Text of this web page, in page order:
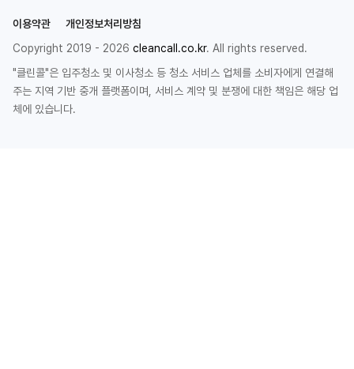
이용약관
개인정보처리방침
Copyright 2019 - 2026 cleancall.co.kr. All rights reserved.
"클린콜"은 입주청소 및 이사청소 등 청소 서비스 업체를 소비자에게 연결해
주는 지역 기반 중개 플랫폼이며, 서비스 계약 및 분쟁에 대한 책임은 해당 업
체에 있습니다.